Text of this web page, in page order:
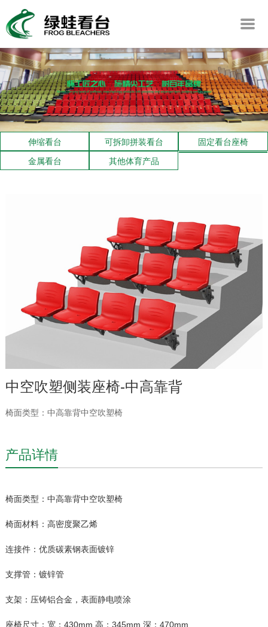
伸缩看台 可拆卸拼装看台
固定看台座椅
金属看台
其他体育产品
中空吹塑侧装座椅-中高靠背
椅面类型：中高靠背中空吹塑椅
产品详情
椅面类型：中高靠背中空吹塑椅
椅面材料：高密度聚乙烯
连接件：优质碳素钢表面镀锌
支撑管：镀锌管
支架：压铸铝合金，表面静电喷涂
座椅尺寸：宽：430mm 高：345mm 深：470mm